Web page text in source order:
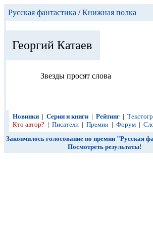
Русская фантастика /Книжная полка
Георгий Катаев
Звезды просят слова
Новинки | Серии и книги | Рейтинг |
Кто автор? | Писатели | Премии | Форум |
Закончилось голосование по премии "Русская
Посмотреть результаты!